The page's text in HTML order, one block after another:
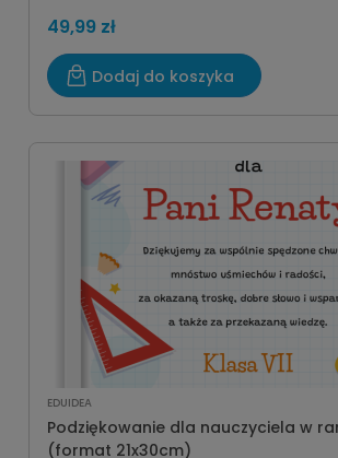
49,99 zł
Dodaj do koszyka
EDUIDEA
Podziękowanie dla nauczyciela w
(format 21x30cm)